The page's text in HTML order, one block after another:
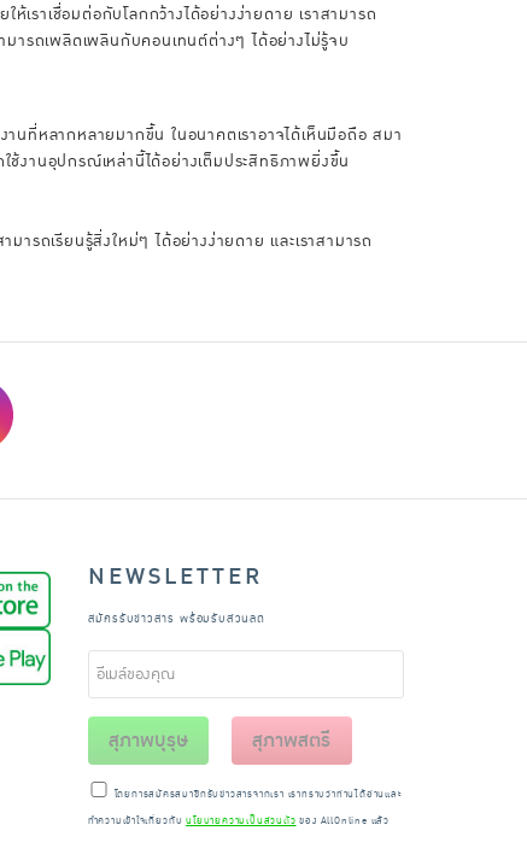
ราเชื่อมต่อกับโลกกว้างได้อย่างง่ายดาย เราสามารถ
ารถเพลิดเพลินกับคอนเทนต์ต่างๆ ได้อย่างไม่รู้จบ
ที่หลากหลายมากขึ้น ในอนาคตเราอาจได้เห็นมือถือ สมา
งานอุปกรณ์เหล่านี้ได้อย่างเต็มประสิทธิภาพยิ่งขึ้น
ารถเรียนรู้สิ่งใหม่ๆ ได้อย่างง่ายดาย และเราสามารถ
NEWSLETTER
สมัครรับข่าวสาร พร้อมรับส่วนลด
สุภาพบุรุษ สุภาพสตรี
โดยการสมัครสมาชิกรับข่าวสารจากเรา เราทราบว่าท่านได้อ่านและ
ทำความเข้าใจเกี่ยวกับนโยบายความเป็นส่วนตัว ของ AllOnline แล้ว